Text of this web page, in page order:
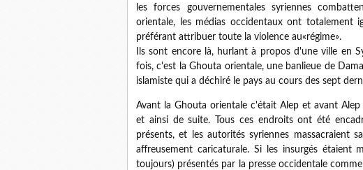
les forces gouvernementales syriennes
orientale, les médias occidentaux ont totalement
préférant attribuer toute la violence au«régime».
Ils sont encore là, hurlant à propos d'une ville en
fois, c'est la Ghouta orientale, une banlieue de
islamiste qui a déchiré le pays au cours des sept
Avant la Ghouta orientale c'était Alep et avant
et ainsi de suite.
Tous ces endroits ont été
présents, et les autorités syriennes massacraient
affreusement caricaturale. Si les insurgés étaient
toujours) présentés par la presse occidentale